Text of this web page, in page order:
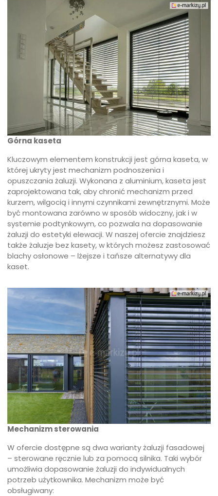
Górna kaseta
Kluczowym elementem konstrukcji jest górna kaseta, w
której ukryty jest mechanizm podnoszenia i
opuszczania żaluzji. Wykonana z aluminium, kaseta jest
zaprojektowana tak, aby chronić mechanizm przed
kurzem, wilgocią i innymi czynnikami zewnętrznymi. Może
być montowana zarówno w sposób widoczny, jak i w
systemie podtynkowym, co pozwala na dopasowanie
żaluzji do estetyki elewacji. W naszej ofercie znajdziesz
także żaluzje bez kasety, w których możesz zastosować
blachy osłonowe – lżejsze i tańsze alternatywy dla
kaset.
Mechanizm sterowania
W ofercie dostępne są dwa warianty żaluzji fasadowej
– sterowane ręcznie lub za pomocą silnika. Taki wybór
umożliwia dopasowanie żaluzji do indywidualnych
potrzeb użytkownika. Mechanizm może być
obsługiwany: